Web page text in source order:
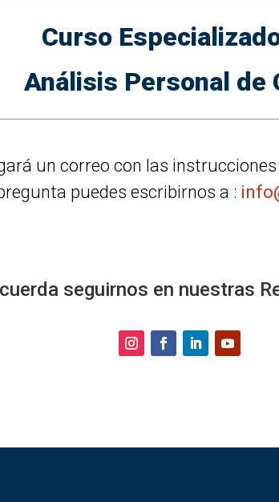
Curso
Análisis Personal de
un correo con las
puedes escribirnos a :
seguirnos en nuestras